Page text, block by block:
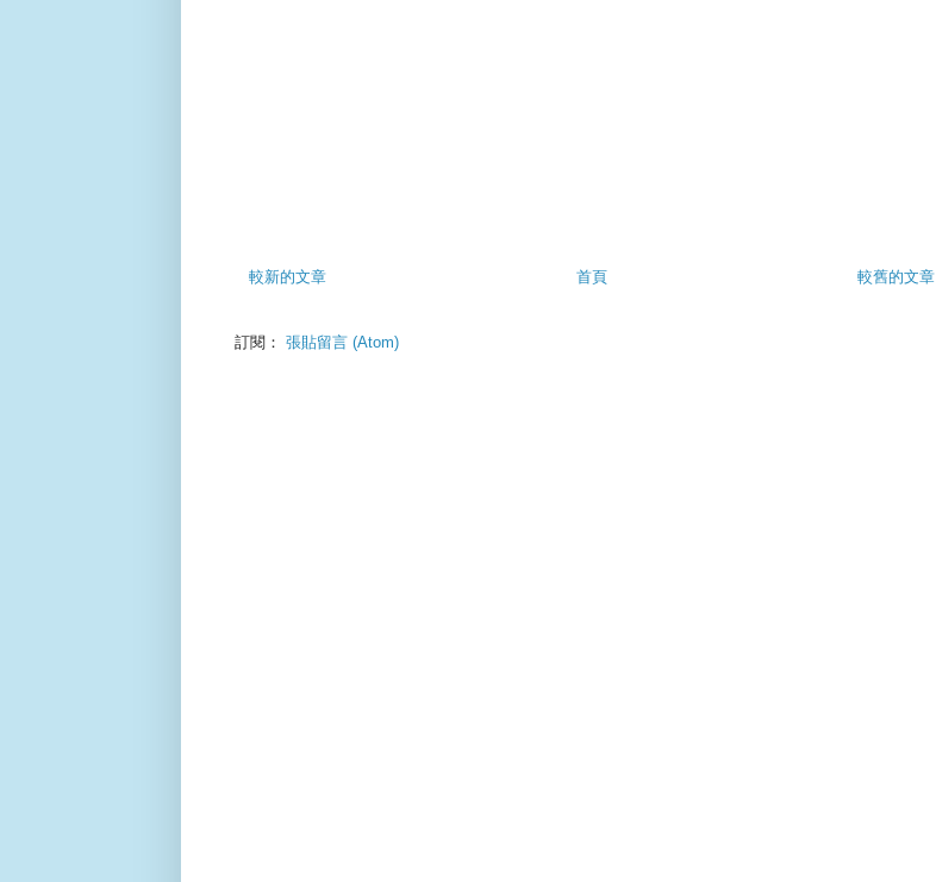
較新的文章 較舊的文章
首頁
訂閱： 張貼留言 (Atom)